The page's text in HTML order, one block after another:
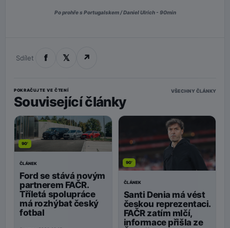
Po prohře s Portugalskem / Daniel Ulrich - 90min
Sdílet f 𝕏 ↗
POKRAČUJTE VE ČTENÍ
Související články
VŠECHNY ČLÁNKY
90'
ČLÁNEK
Ford se stává novým
partnerem FAČR.
Tříletá spolupráce
má rozhýbat český
fotbal
90'
ČLÁNEK
Santi Denia má vést
českou reprezentaci.
FAČR zatím mlčí,
informace přišla ze